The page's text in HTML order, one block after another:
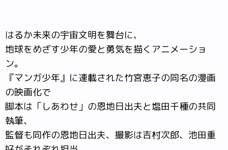
はるか未来の宇宙文明を舞台に、
地球をめざす少年の愛と勇気を描くアニメーショ
ン。
『マンガ少年』に連載された竹宮恵子の同名の漫画
の映画化で
脚本は「しあわせ」の恩地日出夫と塩田千種の共同
執筆、
監督も同作の恩地日出夫、撮影は吉村次郎、池田重